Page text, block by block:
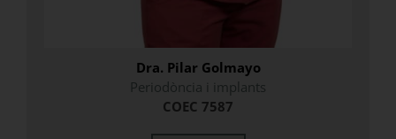
Dra. Pilar Golmayo
Periodòncia i implants
COEC 7587